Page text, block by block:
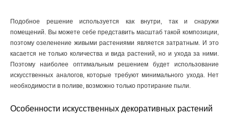
Подобное решение используется как внутри, так и снаружи
помещений. Вы можете себе представить масштаб такой композиции,
поэтому озеленение живыми растениями является затратным. И это
касается не только количества и вида растений, но и ухода за ними.
Поэтому наиболее оптимальным решением будет использование
искусственных аналогов, которые требуют минимального ухода. Нет
необходимости в поливе, возможно только протирание пыли.
Особенности искусственных декоративных растений